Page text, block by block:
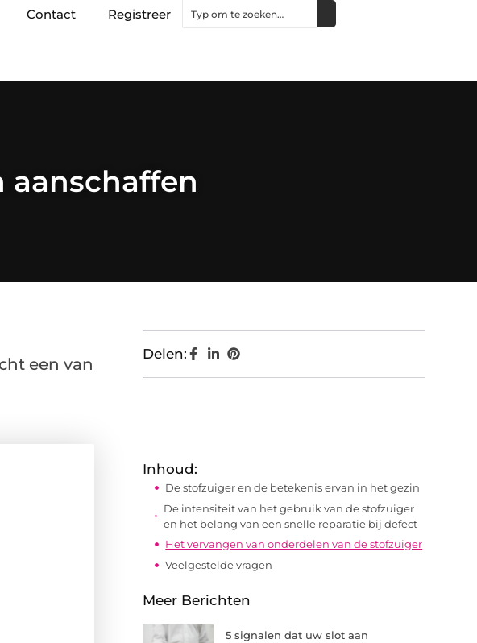
Contact Registreer
aanschaffen
een van
Delen:
Inhoud:
De stofzuiger en de betekenis ervan in het gezin
De intensiteit van het gebruik van de stofzuiger
en het belang van een snelle reparatie bij defect
Het vervangen van onderdelen van de stofzuiger
Veelgestelde vragen
Meer Berichten
5 signalen dat uw slot aan